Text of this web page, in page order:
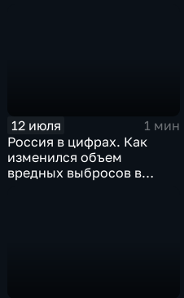
12 июля
1 мин
Россия в цифрах. Как
изменился объем
вредных выбросов в